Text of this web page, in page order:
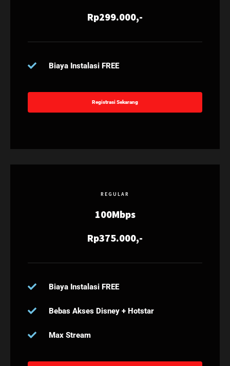
Rp299.000,-
Biaya Instalasi FREE
Registrasi Sekarang
REGULAR
100Mbps
Rp375.000,-
Biaya Instalasi FREE
Bebas Akses Disney + Hotstar
Max Stream